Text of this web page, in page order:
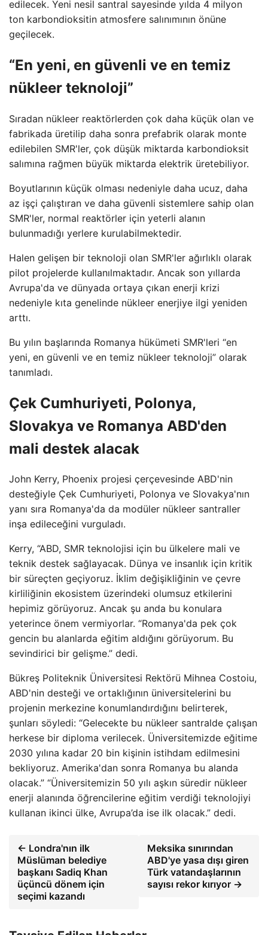
edilecek. Yeni nesil santral sayesinde yılda 4 milyon
ton karbondioksitin atmosfere salınımının önüne
geçilecek.
“En yeni, en güvenli ve en temiz
nükleer teknoloji”
Sıradan nükleer reaktörlerden çok daha küçük olan ve
fabrikada üretilip daha sonra prefabrik olarak monte
edilebilen SMR'ler, çok düşük miktarda karbondioksit
salımına rağmen büyük miktarda elektrik üretebiliyor.
Boyutlarının küçük olması nedeniyle daha ucuz, daha
az işçi çalıştıran ve daha güvenli sistemlere sahip olan
SMR'ler, normal reaktörler için yeterli alanın
bulunmadığı yerlere kurulabilmektedir.
Halen gelişen bir teknoloji olan SMR'ler ağırlıklı olarak
pilot projelerde kullanılmaktadır. Ancak son yıllarda
Avrupa'da ve dünyada ortaya çıkan enerji krizi
nedeniyle kıta genelinde nükleer enerjiye ilgi yeniden
arttı.
Bu yılın başlarında Romanya hükümeti SMR'leri “en
yeni, en güvenli ve en temiz nükleer teknoloji” olarak
tanımladı.
Çek Cumhuriyeti, Polonya,
Slovakya ve Romanya ABD'den
mali destek alacak
John Kerry, Phoenix projesi çerçevesinde ABD'nin
desteğiyle Çek Cumhuriyeti, Polonya ve Slovakya'nın
yanı sıra Romanya'da da modüler nükleer santraller
inşa edileceğini vurguladı.
Kerry, “ABD, SMR teknolojisi için bu ülkelere mali ve
teknik destek sağlayacak. Dünya ve insanlık için kritik
bir süreçten geçiyoruz. İklim değişikliğinin ve çevre
kirliliğinin ekosistem üzerindeki olumsuz etkilerini
hepimiz görüyoruz. Ancak şu anda bu konulara
yeterince önem vermiyorlar. “Romanya'da pek çok
gencin bu alanlarda eğitim aldığını görüyorum. Bu
sevindirici bir gelişme.” dedi.
Bükreş Politeknik Üniversitesi Rektörü Mihnea Costoiu,
ABD'nin desteği ve ortaklığının üniversitelerini bu
projenin merkezine konumlandırdığını belirterek,
şunları söyledi: “Gelecekte bu nükleer santralde çalışan
herkese bir diploma verilecek. Üniversitemizde eğitime
2030 yılına kadar 20 bin kişinin istihdam edilmesini
bekliyoruz. Amerika'dan sonra Romanya bu alanda
olacak.” “Üniversitemizin 50 yılı aşkın süredir nükleer
enerji alanında öğrencilerine eğitim verdiği teknolojiyi
kullanan ikinci ülke, Avrupa’da ise ilk olacak.” dedi.
← Londra'nın ilk
Müslüman belediye
başkanı Sadiq Khan
üçüncü dönem için
seçimi kazandı
Meksika sınırından
ABD'ye yasa dışı giren
Türk vatandaşlarının
sayısı rekor kırıyor →